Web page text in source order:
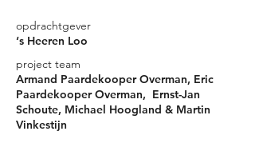
opdrachtgever
‘s Heeren Loo
project team
Armand Paardekooper Overman, Eric
Paardekooper Overman, Ernst-Jan
Schoute, Michael Hoogland & Martin
Vinkestijn